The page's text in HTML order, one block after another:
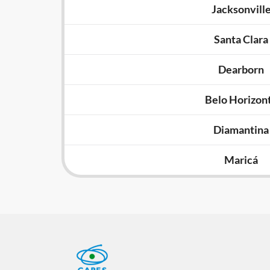
Santa Clara
Dearborn
Belo
Diamantina
Maricá